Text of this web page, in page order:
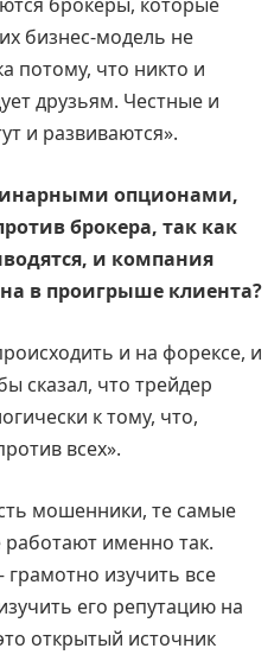
бизнес-модель не
потому, что никто и
друзьям. Честные и
и развиваются».
опционами,
брокера, так как
и компания
в проигрыше клиента?
и на форексе, и
сказал, что трейдер
к тому, что,
всех».
мошенники, те самые
именно так.
изучить все
его репутацию на
открытый источник